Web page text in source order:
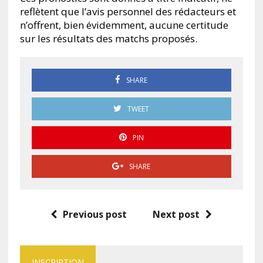
reflètent que l’avis personnel des rédacteurs et
n’offrent, bien évidemment, aucune certitude
sur les résultats des matchs proposés.
SHARE
TWEET
PIN
SHARE
Previous post Next post